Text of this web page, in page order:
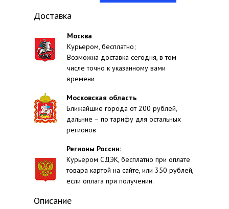
Доставка
Москва
Курьером, бесплатно;
Возможна доставка сегодня, в том
числе точно к указанному вами
времени
Московская область
Ближайшие города от 200 рублей,
дальние – по тарифу для остальных
регионов
Регионы России:
Курьером СДЭК, бесплатно при оплате
товара картой на сайте, или 350 рублей,
если оплата при получении.
Описание